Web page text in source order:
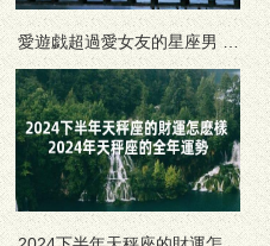
愛遊戯超過愛女友的星座男 愛
遊戯貼吧